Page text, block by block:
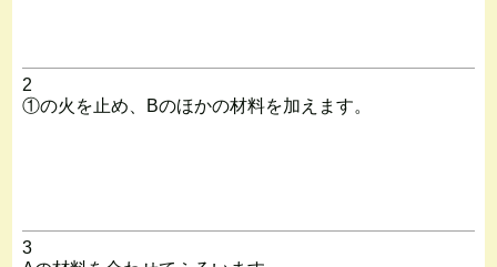
2
①の火を止め、Bのほかの材料を加えます。
3